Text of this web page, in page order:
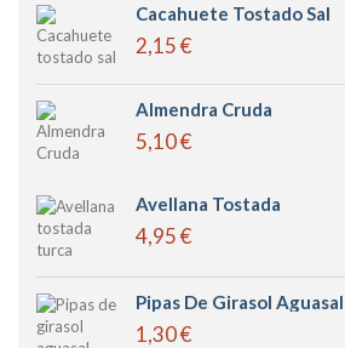
Cacahuete Tostado Sal
2,15 €
Almendra Cruda
5,10 €
Avellana Tostada
4,95 €
Pipas De Girasol Aguasal
1,30 €